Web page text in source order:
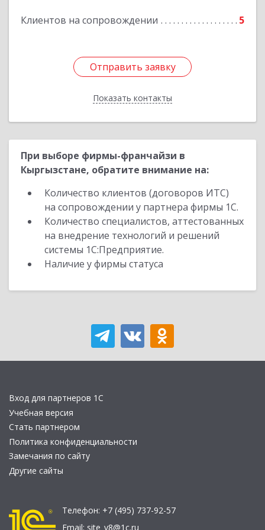
Клиентов на сопровождении 5
Отправить заявку
Показать контакты
Подробнее
Отправить заявку
Назад
При выборе фирмы-франчайзи в
Кыргызстане, обратите внимание на:
Количество клиентов (договоров ИТС)
на сопровождении у партнера фирмы 1С.
Количество специалистов, аттестованных
на внедрение технологий и решений
системы 1С:Предприятие.
Наличие у фирмы статуса
Вход для партнеров 1С
Учебная версия
Стать партнером
Политика конфиденциальности
Замечания по сайту
Другие сайты
Телефон: +7 (495) 737-92-57
Email: site_v8@1c.ru